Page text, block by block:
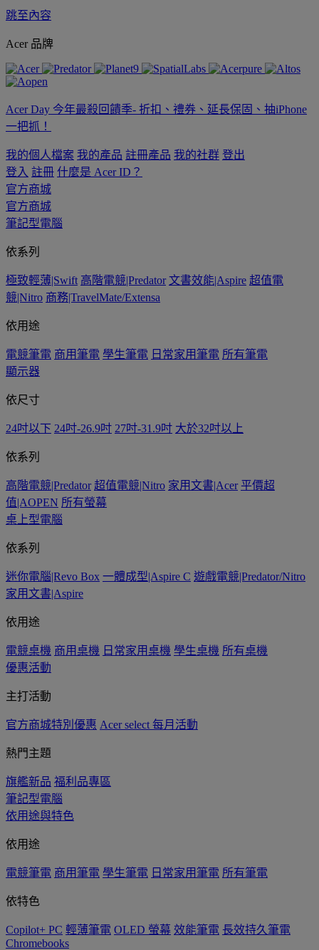
跳至內容
Acer 品牌
Acer Day 今年最殺回饋季- 折扣、禮券、延長保固、抽iPhone
一把抓！
我的個人檔案 我的產品 註冊產品 我的社群 登出
登入 註冊 什麼是 Acer ID？
官方商城
官方商城
筆記型電腦
依系列
極致輕薄|Swift 高階電競|Predator 文書效能|Aspire 超值電
競|Nitro 商務|TravelMate/Extensa
依用途
電競筆電 商用筆電 學生筆電 日常家用筆電 所有筆電
顯示器
依尺寸
24吋以下 24吋-26.9吋 27吋-31.9吋 大於32吋以上
依系列
高階電競|Predator 超值電競|Nitro 家用文書|Acer 平價超
值|AOPEN 所有螢幕
桌上型電腦
依系列
迷你電腦|Revo Box 一體成型|Aspire C 遊戲電競|Predator/Nitro
家用文書|Aspire
依用途
電競桌機 商用桌機 日常家用桌機 學生桌機 所有桌機
優惠活動
主打活動
官方商城特別優惠 Acer select 每月活動
熱門主題
旗艦新品 福利品專區
筆記型電腦
依用途與特色
依用途
電競筆電 商用筆電 學生筆電 日常家用筆電 所有筆電
依特色
Copilot+ PC 輕薄筆電 OLED 螢幕 效能筆電 長效持久筆電
Chromebooks